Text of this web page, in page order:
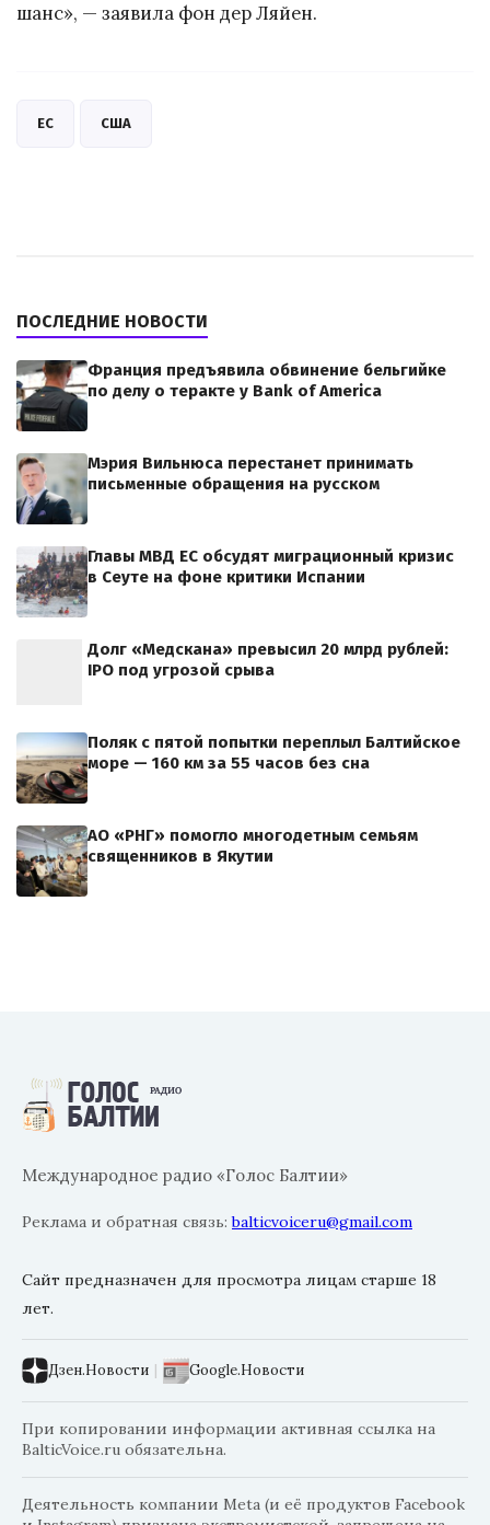
шанс», — заявила фон дер Ляйен.
ЕС США
ПОСЛЕДНИЕ НОВОСТИ
Франция предъявила обвинение бельгийке
по делу о теракте у Bank of America
Мэрия Вильнюса перестанет принимать
письменные обращения на русском
Главы МВД ЕС обсудят миграционный кризис
в Сеуте на фоне критики Испании
Долг «Медскана» превысил 20 млрд рублей:
IPO под угрозой срыва
Поляк с пятой попытки переплыл Балтийское
море — 160 км за 55 часов без сна
АО «РНГ» помогло многодетным семьям
священников в Якутии
Международное радио «Голос Балтии»
Реклама и обратная связь:balticvoiceru@gmail.com
Сайт предназначен для просмотра лицам старше 18
лет.
Дзен.Новости | Google.Новости
При копировании информации активная ссылка на
BalticVoice.ru обязательна.
Деятельность компании Meta (и её продуктов Facebook